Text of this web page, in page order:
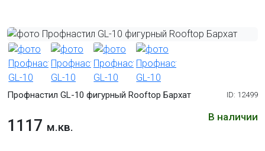
Профнастил GL-10 фигурный Rooftop Бархат ID: 12499
В наличии
1117 м.кв.